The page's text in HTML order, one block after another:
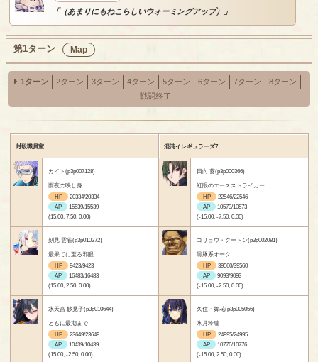
「（あまりにもねこらしいウォーミングアップ）」
第1ターン Map
1ターン 2ターン 3ターン 4ターン 5ターン 6ターン 7ターン
8ターン
戦闘終了
封殺職員室 混沌イレギュラーズ7
カイト(p3p007128)
雨夜の映し身
HP
20334/20334
AP
15539/15539
(15.00, 7.50, 0.00)
日向 葵(p3p000366)
紅眼のエースストライカー
HP
22546/22546
AP
10573/10573
(-15.00, -7.50, 0.00)
刻見 雲雀(p3p010272)
最果てに至る邪眼
HP
9423/9423
AP
16483/16483
(15.00, 2.50, 0.00)
ゴリョウ・クートン(p3p002081)
黒豚系オーク
HP
39560/39560
AP
9093/9093
(-15.00, -2.50, 0.00)
水天宮 妙見子(p3p010644)
ともに最期まで
HP
23649/23649
AP
10439/10439
(15.00, -2.50, 0.00)
久住・舞花(p3p005056)
氷月玲瓏
HP
24995/24995
AP
10776/10776
(-15.00, 2.50, 0.00)